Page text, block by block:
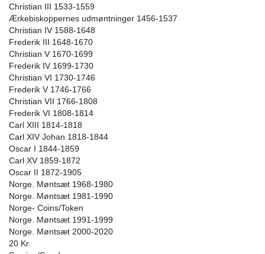
Christian III 1533-1559
Ærkebiskoppernes udmøntninger 1456-1537
Christian IV 1588-1648
Frederik III 1648-1670
Christian V 1670-1699
Frederik IV 1699-1730
Christian VI 1730-1746
Frederik V 1746-1766
Christian VII 1766-1808
Frederik VI 1808-1814
Carl XIII 1814-1818
Carl XIV Johan 1818-1844
Oscar I 1844-1859
Carl XV 1859-1872
Oscar II 1872-1905
Norge. Møntsæt 1968-1980
Norge. Møntsæt 1981-1990
Norge- Coins/Token
Norge. Møntsæt 1991-1999
Norge. Møntsæt 2000-2020
20 Kr.